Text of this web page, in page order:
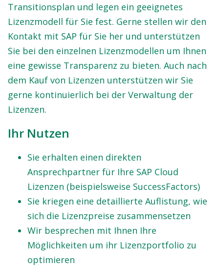
Transitionsplan und legen ein geeignetes
Lizenzmodell für Sie fest. Gerne stellen wir den
Kontakt mit SAP für Sie her und unterstützen
Sie bei den einzelnen Lizenzmodellen um Ihnen
eine gewisse Transparenz zu bieten. Auch nach
dem Kauf von Lizenzen unterstützen wir Sie
gerne kontinuierlich bei der Verwaltung der
Lizenzen.
Ihr Nutzen
Sie erhalten einen direkten
Ansprechpartner für Ihre SAP Cloud
Lizenzen (beispielsweise SuccessFactors)
Sie kriegen eine detaillierte Auflistung, wie
sich die Lizenzpreise zusammensetzen
Wir besprechen mit Ihnen Ihre
Möglichkeiten um ihr Lizenzportfolio zu
optimieren